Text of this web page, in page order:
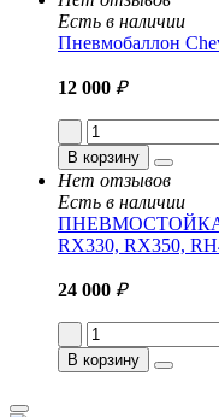
Есть в наличии
Пневмобаллон
12 000 ₽
В корзину
Нет отзывов
Есть в наличии
ПНЕВМОСТОЙКА
RX330, RX350,
24 000 ₽
В корзину